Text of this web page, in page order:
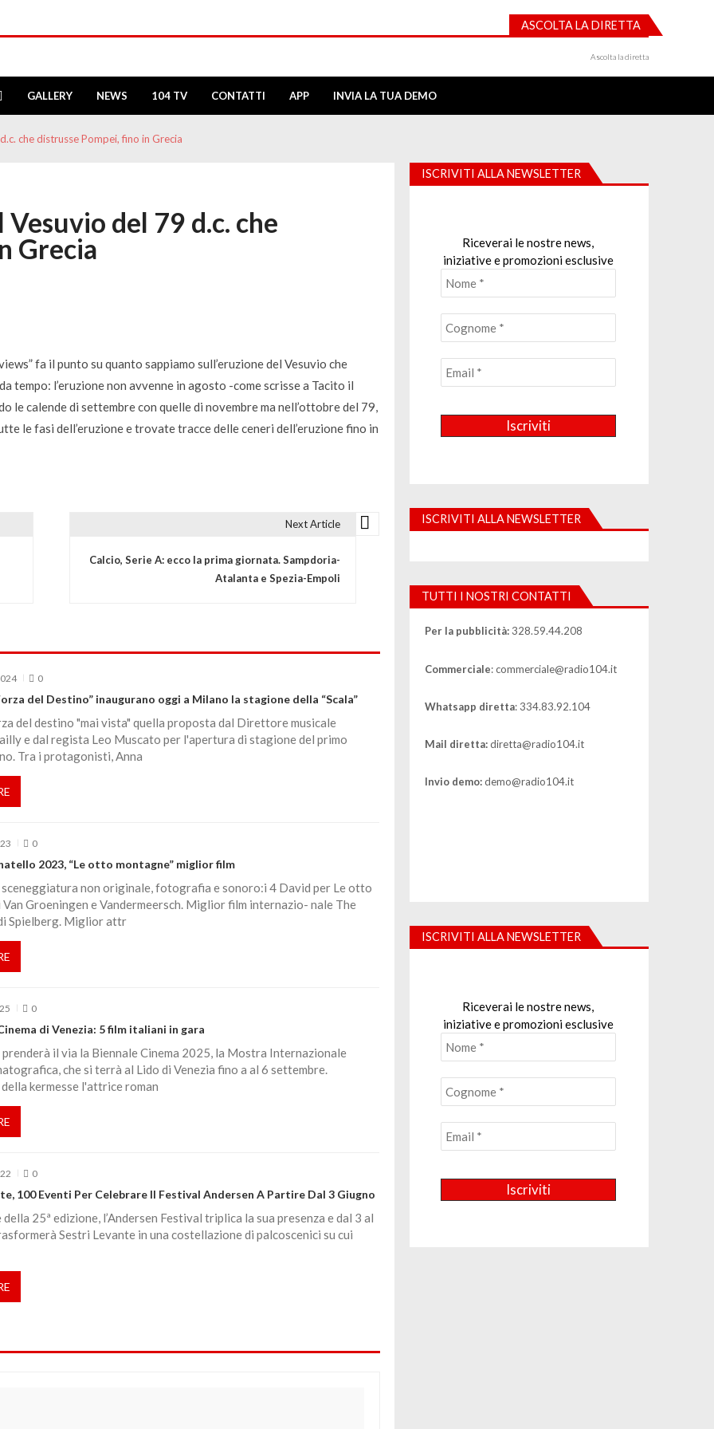
ASCOLTA LA DIRETTA
Ascolta la diretta
GALLERY NEWS 104 TV CONTATTI APP INVIA LA TUA DEMO
che distrusse Pompei, fino in Grecia
del 79 d.c. che
Grecia
fa il punto su quanto sappiamo sull’eruzione del Vesuvio che
tempo: l’eruzione non avvenne in agosto -come scrisse a Tacito il
calende di settembre con quelle di novembre ma nell’ottobre del 79,
le fasi dell’eruzione e trovate tracce delle ceneri dell’eruzione fino in
Next Article
Calcio, Serie A: ecco la prima giornata. Sampdoria-
Atalanta e Spezia-Empoli
0
del Destino” inaugurano oggi a Milano la stagione della “Scala”
del destino "mai vista" quella proposta dal Direttore musicale
e dal regista Leo Muscato per l'apertura di stagione del primo
Tra i protagonisti, Anna
0
2023, “Le otto montagne” miglior film
non originale, fotografia e sonoro:i 4 David per Le otto
Groeningen e Vandermeersch. Miglior film internazio- nale The
Spielberg. Miglior attr
0
di Venezia: 5 film italiani in gara
il via la Biennale Cinema 2025, la Mostra Internazionale
che si terrà al Lido di Venezia fino a al 6 settembre.
kermesse l'attrice roman
0
100 Eventi Per Celebrare Il Festival Andersen A Partire Dal 3 Giugno
25ª edizione, l’Andersen Festival triplica la sua presenza e dal 3 al
Sestri Levante in una costellazione di palcoscenici su cui
ISCRIVITI ALLA NEWSLETTER
Riceverai le nostre news,
iniziative e promozioni esclusive
ISCRIVITI ALLA NEWSLETTER
TUTTI I NOSTRI CONTATTI
Per la pubblicità:328.59.44.208
Commerciale: commerciale@radio104.it
Whatsapp diretta: 334.83.92.104
Mail diretta:diretta@radio104.it
Invio demo:demo@radio104.it
ISCRIVITI ALLA NEWSLETTER
Riceverai le nostre news,
iniziative e promozioni esclusive